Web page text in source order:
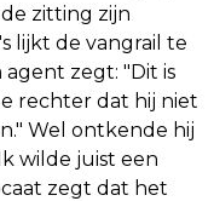
zitting zijn
lijkt de vangrail te
zegt: "Dit is
rechter dat hij niet
Wel ontkende hij
wilde juist een
zegt dat het